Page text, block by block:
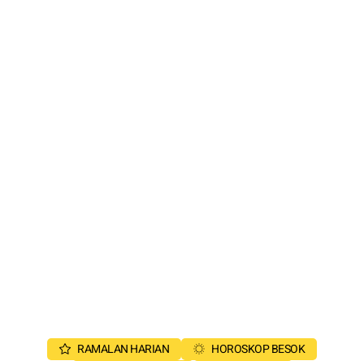
RAMALAN HARIAN
HOROSKOP BESOK